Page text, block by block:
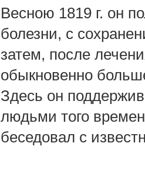
Весною 1819 г. он
болезни, с
затем, после
обыкновенно
Здесь он
людьми того
беседовал с